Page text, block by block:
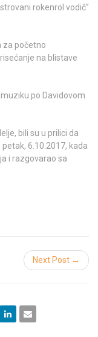
rokenrol vodič”
za početno
na blistave
po Davidovom
bili su u prilici da
6.10.2017, kada
i razgovarao sa
Next Post →